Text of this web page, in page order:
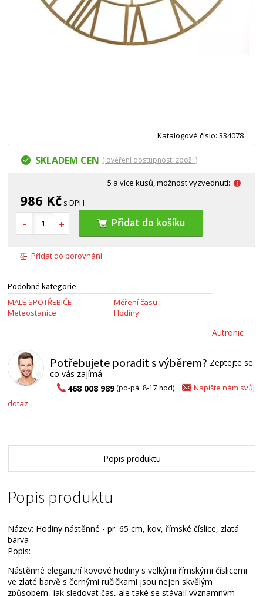
Katalogové číslo: 334078
SKLADEM CEN ( ověření dostupnosti zboží )
5 a více kusů, možnost vyzvednutí:
986 Kč s DPH
Přidat do košíku
Přidat do porovnání
Podobné kategorie
MALÉ SPOTŘEBIČE
Meteostanice
Měření času
Hodiny
Autronic
Potřebujete poradit s výběrem? Zeptejte se
co vás zajímá
468 008 989(po-pá: 8-17 hod)
Napište nám svůj
dotaz
Popis produktu
Popis produktu
Název: Hodiny nástěnné - pr. 65 cm, kov, římské číslice, zlatá
barva
Popis:
Nástěnné elegantní kovové hodiny s velkými římskými číslicemi
ve zlaté barvě s černými ručičkami jsou nejen skvělým
způsobem, jak sledovat čas, ale také se stávají významným